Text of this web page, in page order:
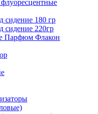
сидение 180 гр
сидение 220гр
Парфюм Флакон